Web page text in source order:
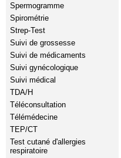
Spermogramme
Spirométrie
Strep-Test
Suivi de grossesse
Suivi de médicaments
Suivi gynécologique
Suivi médical
TDA/H
Téléconsultation
Télémédecine
TEP/CT
Test cutané d'allergies
respiratoire